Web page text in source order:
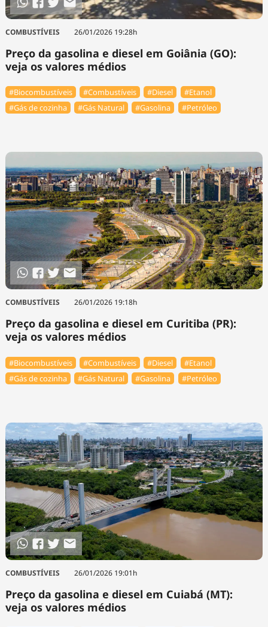
COMBUSTÍVEIS 26/01/2026 19:28h
Preço da gasolina e diesel em Goiânia (GO):
veja os valores médios
#Biocombustíveis #Combustíveis #Diesel
#Etanol
#Gás de cozinha
#Gás Natural #Gasolina #Petróleo
COMBUSTÍVEIS 26/01/2026 19:18h
Preço da gasolina e diesel em Curitiba (PR):
veja os valores médios
#Biocombustíveis #Combustíveis #Diesel
#Etanol
#Gás de cozinha
#Gás Natural #Gasolina #Petróleo
COMBUSTÍVEIS 26/01/2026 19:01h
Preço da gasolina e diesel em Cuiabá (MT):
veja os valores médios